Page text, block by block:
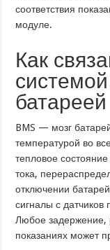
соответствия
модуле.
Как
батареей
BMS — мозг
температурой во
тепловое
тока,
отключении
сигналы с датчиков
Любое задержение,
показаниях может